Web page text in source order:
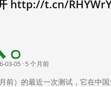
http://t.cn/
03-05 · 5 个月前
前）的最近一次测试，它在中